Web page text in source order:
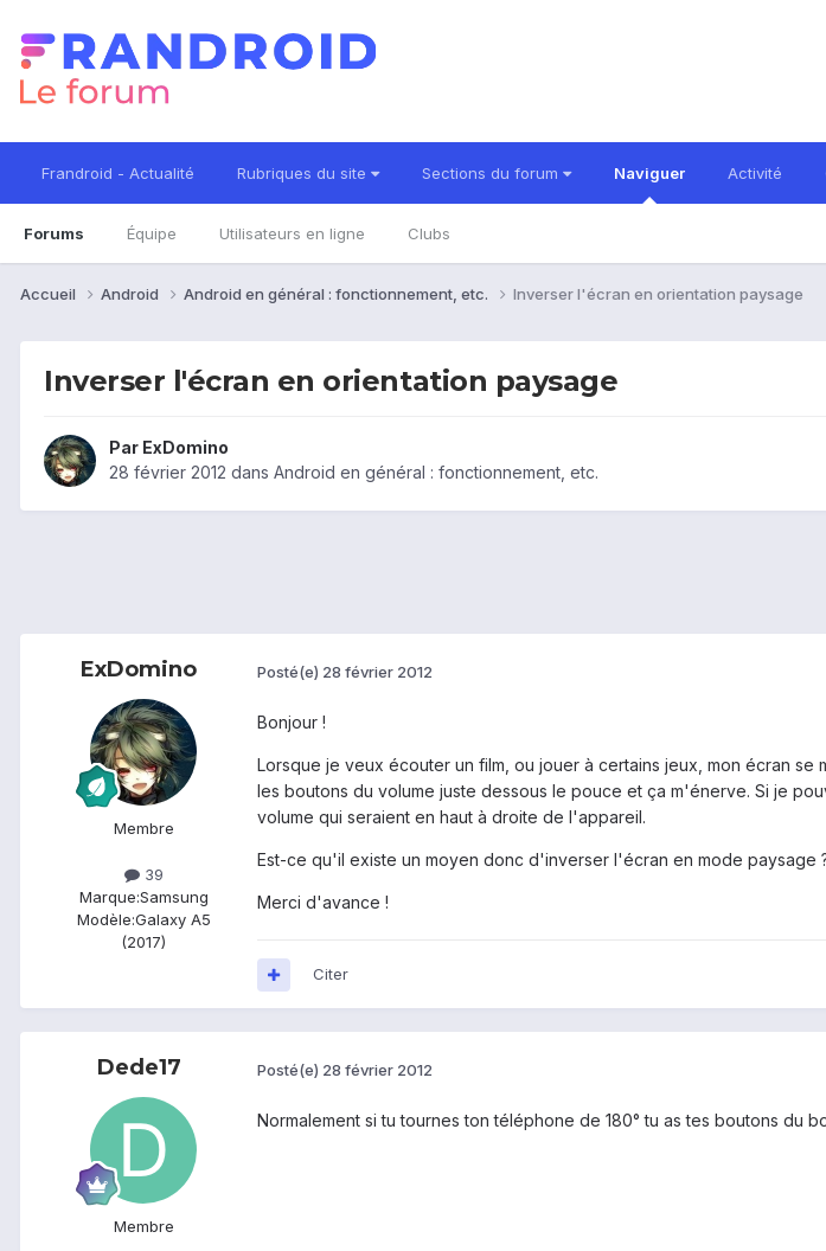
Frandroid - Actualité Rubriques du site Sections du forum Naviguer
Forums Équipe Utilisateurs en ligne Clubs
Activité
Accueil Android Android en général : fonctionnement, etc. Inverser l'écran en orientation paysage
Inverser l'écran en orientation paysage
Par ExDomino
28 février 2012 dans Android en général : fonctionnement, etc.
ExDomino
Membre
39
Marque:Samsung
Modèle:Galaxy A5
(2017)
Posté(e) 28 février 2012
Bonjour !
Lorsque je veux écouter un film, ou jouer à certains jeux, mon écran
les boutons du volume juste dessous le pouce et ça m'énerve. Si je
volume qui seraient en haut à droite de l'appareil.
Est-ce qu'il existe un moyen donc d'inverser l'écran en mode paysage
Merci d'avance !
Citer
Dede17
Membre
Posté(e) 28 février 2012
Normalement si tu tournes ton téléphone de 180° tu as tes boutons du